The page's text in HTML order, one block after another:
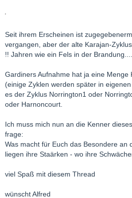
Seit ihrem Erscheinen ist
vergangen, aber der alte Karajan-
!! Jahren wie ein Fels in der Brandung....
Gardiners Aufnahme hat ja eine Menge
(einige Zyklen werden später in
es der Zyklus Norrington1 oder
oder Harnoncourt.
Ich muss mich nun an die Kenner
frage:
Was macht für Euch das Besondere an
liegen ihre Staärken - wo ihre
viel Spaß mit diesem Thread
wünscht Alfred